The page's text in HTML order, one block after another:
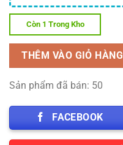
Còn 1 Trong Kho
THÊM VÀO GIỎ HÀNG
Sản phẩm đã bán: 50
FACEBOOK